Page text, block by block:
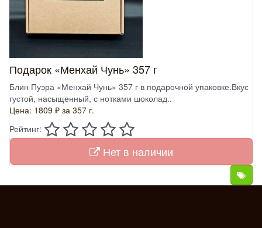
Подарок «Менхай Чунь» 357 г
Блин Пуэра «Менхай Чунь» 357 г в подарочной упаковке.Вкус
густой, насыщенный, с нотками шоколад..
Цена: 1809 ₽ за 357 г.
Рейтинг:
Нет в наличии